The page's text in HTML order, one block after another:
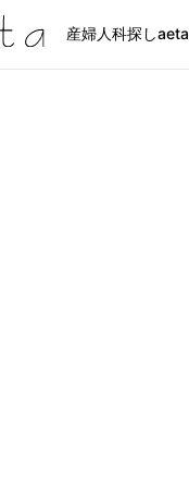
産婦人科探しaeta